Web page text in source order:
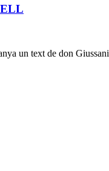
un text de don Giussani